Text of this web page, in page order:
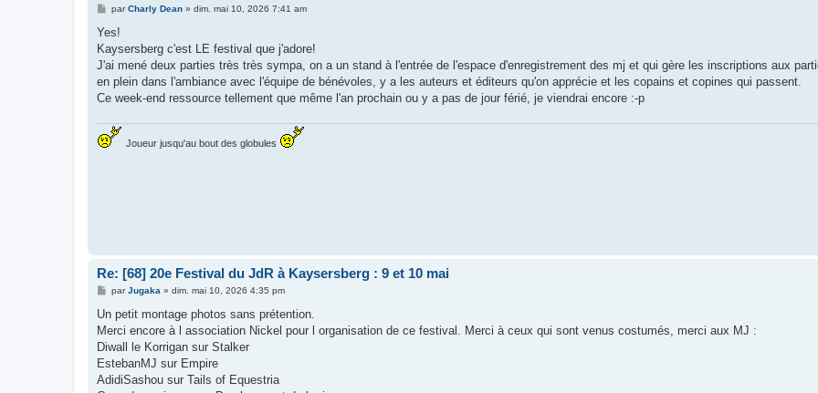
M
s
a
g
parCharly Dean» dim. mai 10, 2026 7:41 am
Yes!
Kaysersberg c'est LE festival que j'adore!
J'ai mené deux parties très très sympa, on a un stand à l'entrée de l'espace d'enregistrement des mj et qui gère les inscriptions aux
en plein dans l'ambiance avec l'équipe de bénévoles, y a les auteurs et éditeurs qu'on apprécie et les copains et copines qui passent.
Ce week-end ressource tellement que même l'an prochain ou y a pas de jour férié, je viendrai encore :-p
Joueur jusqu'au bout des globules
Re: [68] 20e Festival du JdR à Kaysersberg : 9 et 10 mai
M
s
a
g
parJugaka» dim. mai 10, 2026 4:35 pm
Un petit montage photos sans prétention.
Merci encore à l association Nickel pour l organisation de ce festival. Merci à ceux qui sont venus costumés, merci aux MJ :
Diwall le Korrigan sur Stalker
EstebanMJ sur Empire
AdidiSashou sur Tails of Equestria